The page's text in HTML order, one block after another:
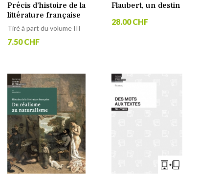
Précis d’histoire de la
littérature française
Tiré à part du volume III
7.50 CHF
Flaubert, un destin
28.00 CHF